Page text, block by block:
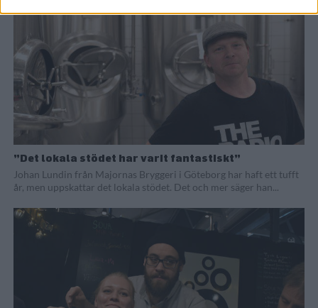
”Det lokala stödet har varit fantastiskt”
Johan Lundin från Majornas Bryggeri i Göteborg har haft ett tufft
år, men uppskattar det lokala stödet. Det och mer säger han...